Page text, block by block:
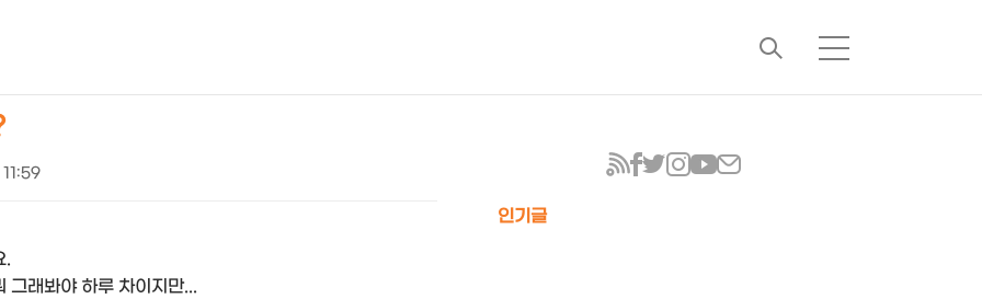
검
메
.
그래봐야 하루 차이지만...
인기글